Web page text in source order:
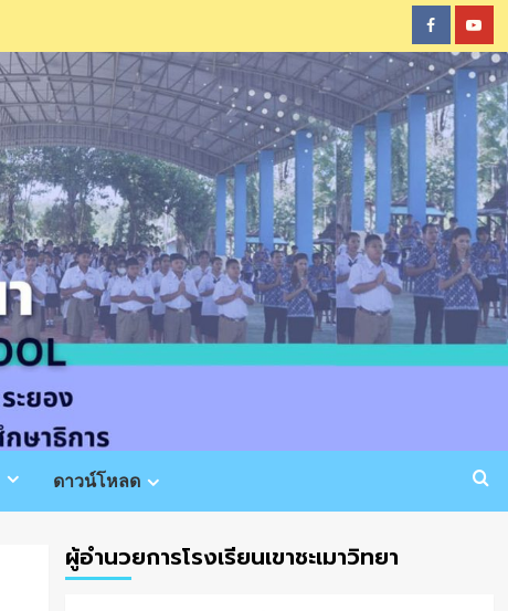
ดาวน์โหลด
ผู้อำนวยการโรงเรียนเขาชะเมาวิทยา